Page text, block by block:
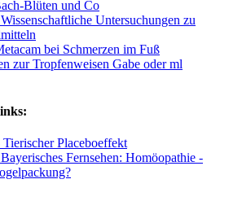
Blüten und Co
Untersuchungen zu
bei Schmerzen im Fuß
zur Tropfenweisen Gabe oder ml
Placeboeffekt
Fernsehen: Homöopathie -